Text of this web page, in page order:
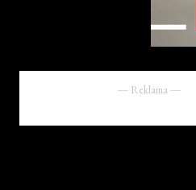
― Reklama ―